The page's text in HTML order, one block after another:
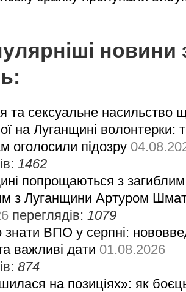
новини
та сексуальне насильство
на Луганщині волонтерки:
оголосили підозру
1462
попрощаються з загиблим
з Луганщини Артуром
переглядів: 1079
ВПО у серпні:
важливі дати 01.08.2026
874
на позиціях»: як